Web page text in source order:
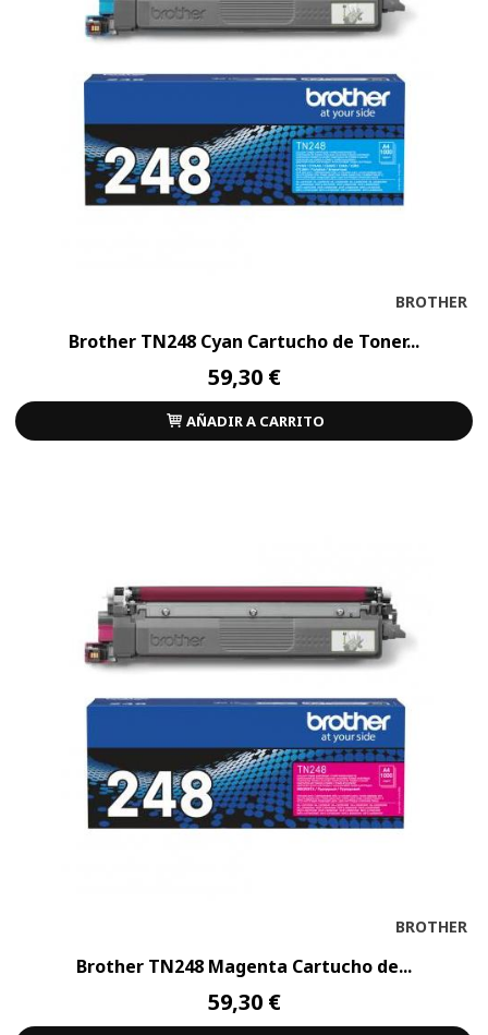
BROTHER
Brother TN248 Cyan Cartucho de Toner...
59,30 €
AÑADIR A CARRITO
BROTHER
Brother TN248 Magenta Cartucho de...
59,30 €